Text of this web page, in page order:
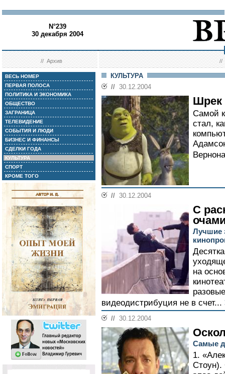
N°239
30 декабря 2004
//Архив //
ВЕСЬ НОМЕР
ПЕРВАЯ ПОЛОСА
ПОЛИТИКА И ЭКОНОМИКА
ОБЩЕСТВО
ЗАГРАНИЦА
ТЕЛЕВИДЕНИЕ
СОБЫТИЯ И ЛЮДИ
БИЗНЕС И ФИНАНСЫ
СДЕЛКИ ГОДА
КУЛЬТУРА
СПОРТ
КРОМЕ ТОГО
КУЛЬТУРА
// 30.12.2004
Шрек
Самой
стал,
// 30.12.2004
С
Лучшие
на
видеодистрибуция не в счет...
// 30.12.2004
Самые
1.
Стоун).